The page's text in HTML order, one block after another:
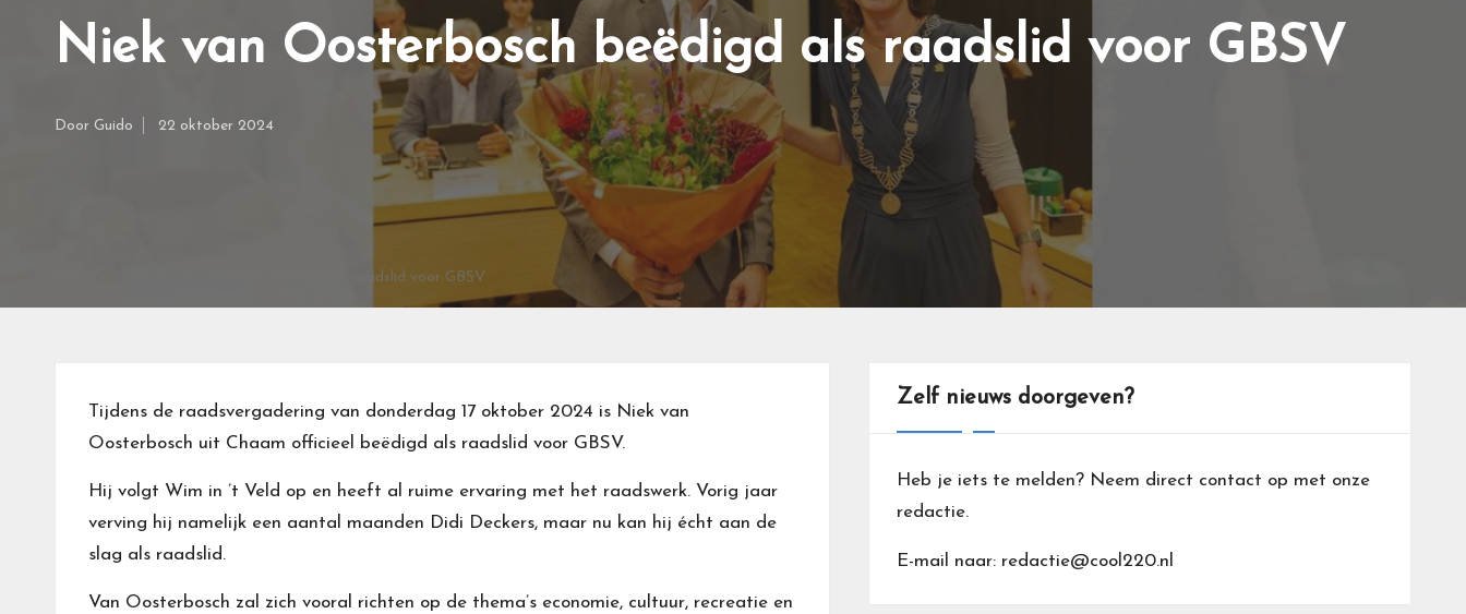
Niek van Oosterbosch beëdigd als raadslid voor GBSV
Door Guido 22 oktober 2024
Niek van Oosterbosch beëdigd als raadslid voor GBSV
Tijdens de raadsvergadering van donderdag 17 oktober 2024 is Niek van
Oosterbosch uit Chaam officieel beëdigd als raadslid voor GBSV.
Hij volgt Wim in ’t Veld op en heeft al ruime ervaring met het raadswerk. Vorig jaar
verving hij namelijk een aantal maanden Didi Deckers, maar nu kan hij écht aan de
slag als raadslid.
Van Oosterbosch zal zich vooral richten op de thema’s economie, cultuur, recreatie en
Zelf nieuws doorgeven?
Heb je iets te melden? Neem direct contact op met onze
redactie.
E-mail naar: redactie@cool220.nl